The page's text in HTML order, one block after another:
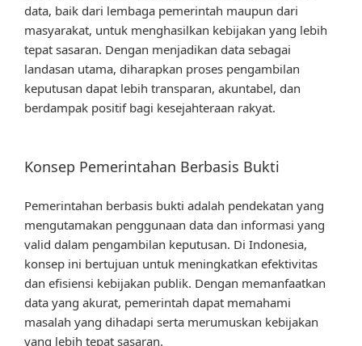
data, baik dari lembaga pemerintah maupun dari
masyarakat, untuk menghasilkan kebijakan yang lebih
tepat sasaran. Dengan menjadikan data sebagai
landasan utama, diharapkan proses pengambilan
keputusan dapat lebih transparan, akuntabel, dan
berdampak positif bagi kesejahteraan rakyat.
Konsep Pemerintahan Berbasis Bukti
Pemerintahan berbasis bukti adalah pendekatan yang
mengutamakan penggunaan data dan informasi yang
valid dalam pengambilan keputusan. Di Indonesia,
konsep ini bertujuan untuk meningkatkan efektivitas
dan efisiensi kebijakan publik. Dengan memanfaatkan
data yang akurat, pemerintah dapat memahami
masalah yang dihadapi serta merumuskan kebijakan
yang lebih tepat sasaran.